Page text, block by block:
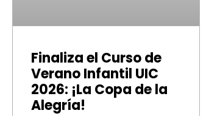
Finaliza el Curso de
Verano Infantil UIC
2026: ¡La Copa de la
Alegría!